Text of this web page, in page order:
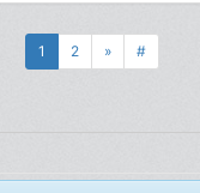
1 2 » #